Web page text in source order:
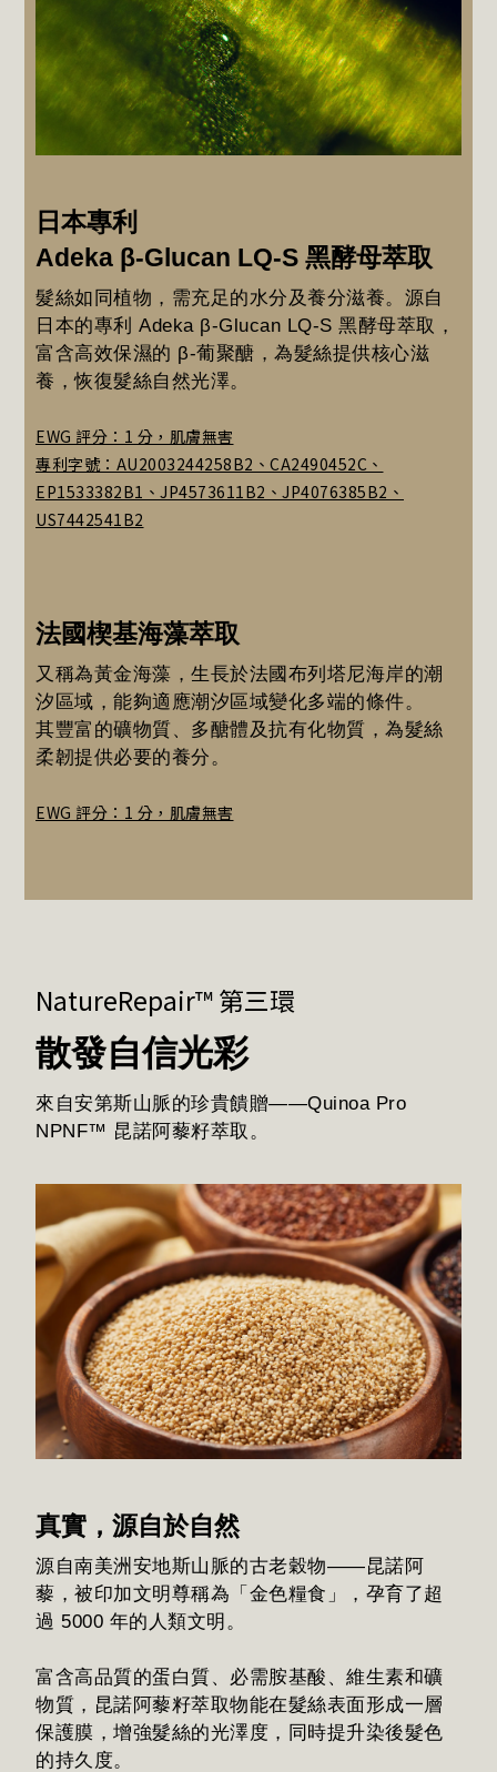
日本專利
Adeka β-Glucan LQ-S 黑酵母萃取
髮絲如同植物，需充足的水分及養分滋養。源自
日本的專利 Adeka β-Glucan LQ-S 黑酵母萃取，
富含高效保濕的 β-葡聚醣，為髮絲提供核心滋
養，恢復髮絲自然光澤。
EWG 評分：1 分，肌膚無害
專利字號：AU2003244258B2、CA2490452C、
EP1533382B1、JP4573611B2、JP4076385B2、
US7442541B2
法國楔基海藻萃取
又稱為黃金海藻，生長於法國布列塔尼海岸的潮
汐區域，能夠適應潮汐區域變化多端的條件。
其豐富的礦物質、多醣體及抗有化物質，為髮絲
柔韌提供必要的養分。
EWG 評分：1 分，肌膚無害
NatureRepair™ 第三環
散發自信光彩
來自安第斯山脈的珍貴饋贈——Quinoa Pro
NPNF™ 昆諾阿藜籽萃取。
真實，源自於自然
源自南美洲安地斯山脈的古老穀物——昆諾阿
藜，被印加文明尊稱為「金色糧食」，孕育了超
過 5000 年的人類文明。
富含高品質的蛋白質、必需胺基酸、維生素和礦
物質，昆諾阿藜籽萃取物能在髮絲表面形成一層
保護膜，增強髮絲的光澤度，同時提升染後髮色
的持久度。